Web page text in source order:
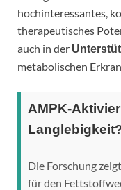
hochinteressantes,
therapeutisches
auch in der
metabolischen
AMPK-
Die Forschung
für den